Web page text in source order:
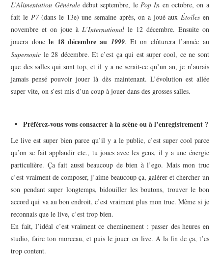
L’Alimentation Généraledébut septembre, le Pop In en octobre, on a
fait le P7(dans le 13e) une semaine après, on a joué aux Étoilesen
novembre et on joue à L’International le 12 décembre. Ensuite on
jouera doncle 18 décembre au 1999. Et on clôturera l’année au
Supersonic le 28 décembre. Et c’est ça qui est super cool, ce ne sont
que des salles qui sont top, et il y a ne serait-ce qu’un an, je n’aurais
jamais pensé pouvoir jouer là dès maintenant. L’évolution est allée
super vite, on s’est mis d’un coup à jouer dans des grosses salles.
Préférez-vous vous consacrer à la scène ou à l’enregistrement ?
Le live est super bien parce qu’il y a le public, c’est super cool parce
qu’on se fait applaudir etc., tu joues avec les gens, il y a une énergie
particulière. Ça fait aussi beaucoup de bien à l’ego. Mais mon truc
c’est vraiment de composer, j’aime beaucoup ça, galérer et chercher un
son pendant super longtemps, bidouiller les boutons, trouver le bon
accord qui va au bon endroit, c’est vraiment plus mon truc. Même si je
reconnais que le live, c’est trop bien.
En fait, l’idéal c’est vraiment ce cheminement : passer des heures en
studio, faire ton morceau, et puis le jouer en live. A la fin de ça, t’es
trop content.